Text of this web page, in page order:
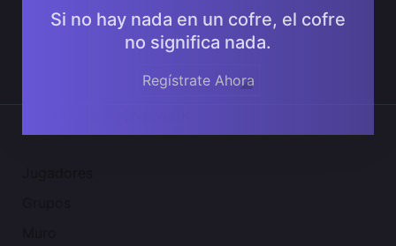
Si no hay nada en un cofre, el cofre
no significa nada.
Regístrate Ahora